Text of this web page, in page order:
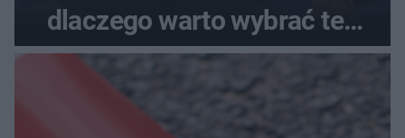
dlaczego warto wybrać ten
kierunek na urlop!